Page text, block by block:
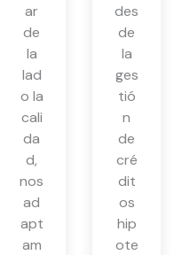
ar
de
la
lad
o la
cali
da
d,
nos
ad
apt
am
des
de
la
ges
tió
n
de
cré
dit
os
hip
ote